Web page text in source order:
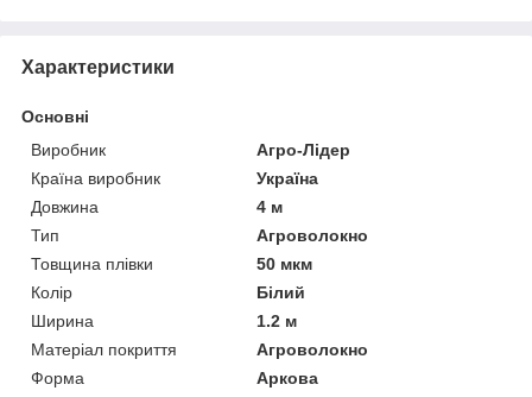
Характеристики
Основні
Виробник
Агро-Лідер
Країна виробник
Україна
Довжина
4 м
Тип
Агроволокно
Товщина плівки
50 мкм
Колір
Білий
Ширина
1.2 м
Матеріал покриття
Агроволокно
Форма
Аркова